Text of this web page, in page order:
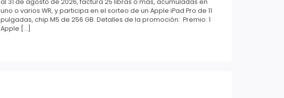
al 31 de agosto de 2026, factura 25 libras o más, acumuladas en
uno o varios WR, y participa en el sorteo de un Apple iPad Pro de 11
pulgadas, chip M5 de 256 GB. Detalles de la promoción: Premio: 1
Apple […]